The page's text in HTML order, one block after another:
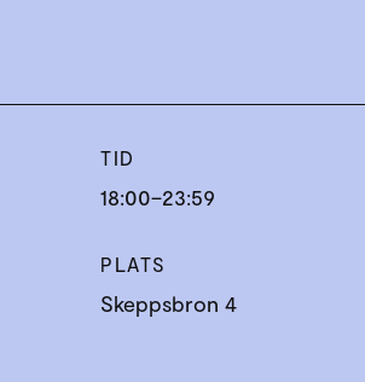
TID
18:00–23:59
PLATS
Skeppsbron 4